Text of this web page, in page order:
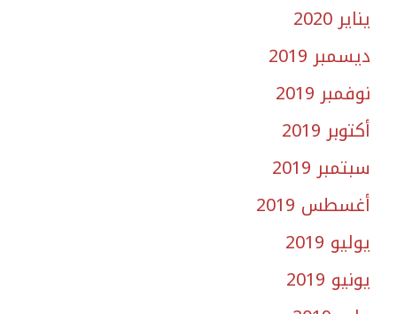
يناير 2020
ديسمبر 2019
نوفمبر 2019
أكتوبر 2019
سبتمبر 2019
أغسطس 2019
يوليو 2019
يونيو 2019